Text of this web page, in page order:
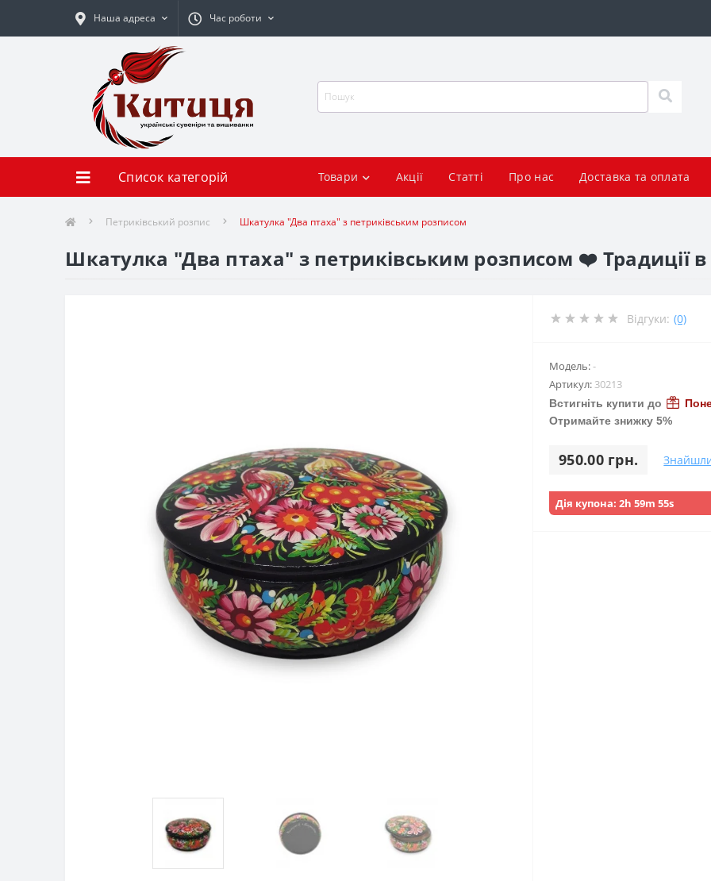
Наша адреса Час роботи
Список категорій Товари Акції Статті Про нас Доставка та оплата
Петриківський розпис Шкатулка "Два птаха" з петриківським розписом
Шкатулка "Два птаха" з петриківським розписом ❤️ Традиції
Відгуки: (0)
Модель:-
Артикул: 30213
Встигніть купити до
Отримайте знижку 5%
950.00 грн.
Дія купона: 2h 59m 53s